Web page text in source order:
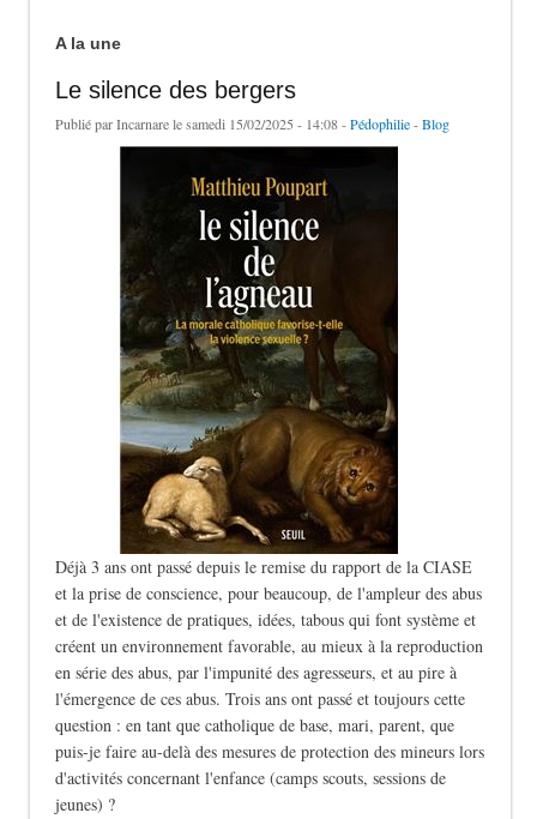
A la une
Le silence des bergers
Publié parIncarnarele samedi 15/02/2025 - 14:08 -Pédophilie-Blog
Déjà 3 ans ont passé depuis le remise du rapport de la CIASE
et la prise de conscience, pour beaucoup, de l'ampleur des abus
et de l'existence de pratiques, idées, tabous qui font système et
créent un environnement favorable, au mieux à la reproduction
en série des abus, par l'impunité des agresseurs, et au pire à
l'émergence de ces abus. Trois ans ont passé et toujours cette
question : en tant que catholique de base, mari, parent, que
puis-je faire au-delà des mesures de protection des mineurs lors
d'activités concernant l'enfance (camps scouts, sessions de
jeunes) ?